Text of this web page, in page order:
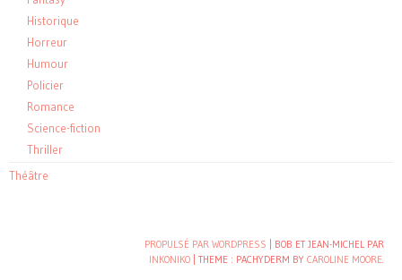
Historique
Horreur
Humour
Policier
Romance
Science-fiction
Thriller
Théâtre
PROPULSÉ PAR WORDPRESS
| BOB ET JEAN-MICHEL PAR
INKONIKO
THEME : PACHYDERM BY CAROLINE MOORE.